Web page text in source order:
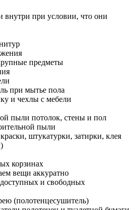
при условии, что они
предметы
при мытье пола
и чехлы с мебели
пыли потолок, стены и пол
пыли
штукатурки, затирки, клея
корзинах
вещи аккуратно
и свободных
(полотенцесушитель)